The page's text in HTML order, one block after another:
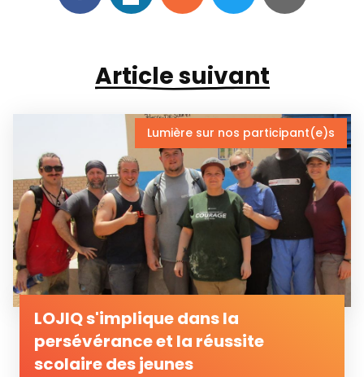
Article suivant
Lumière sur nos participant(e)s
LOJIQ s'implique dans la
persévérance et la réussite
scolaire des jeunes